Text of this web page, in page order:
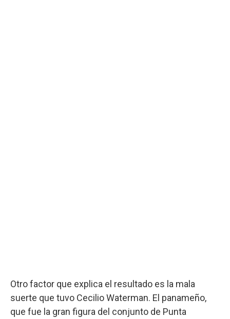
Otro factor que explica el resultado es la mala
suerte que tuvo Cecilio Waterman. El panameño,
que fue la gran figura del conjunto de Punta